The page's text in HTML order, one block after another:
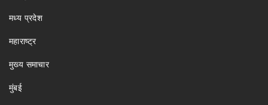
मध्य प्रदेश
महाराष्ट्र
मुख्य समाचार
मुंबई